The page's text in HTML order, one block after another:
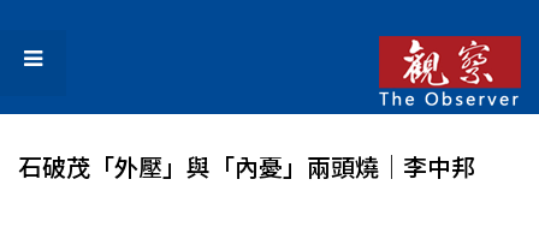
石破茂「外壓」與「內憂」兩頭燒│李中邦